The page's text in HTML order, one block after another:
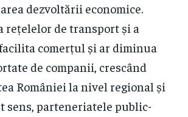
dezvoltării economice.
rețelelor de transport și a
comerțul și ar diminua
de companii, crescând
României la nivel regional și
sens, parteneriatele public-